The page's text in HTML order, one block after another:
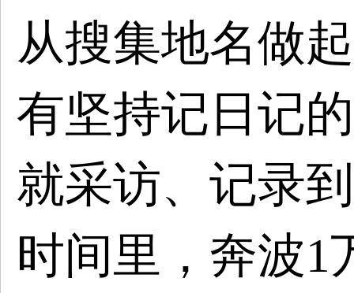
从搜集地名做
有坚持记日记
就采访、记录
时间里，奔波1